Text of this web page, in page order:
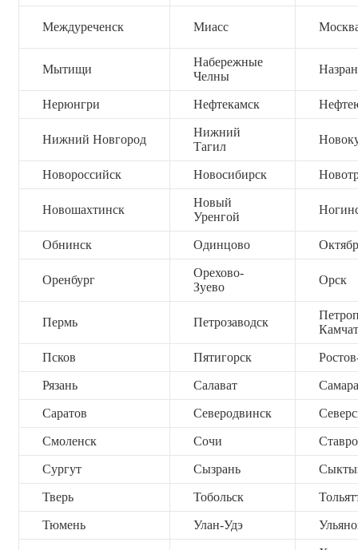
Междуреченск Миасс
Мытищи
Набережные
Челны
Нерюнгри Нефтекамск
Нижний Новгород
Нижний
Тагил
Новороссийск Новосибирск
Новошахтинск
Новый
Уренгой
Обнинск Одинцово
Оренбург
Орехово-
Зуево
Орск
Пермь Петрозаводск
Псков Пятигорск
Рязань Салават Самара
Саратов Северодвинск
Смоленск Сочи
Сургут Сызрань
Тверь Тобольск
Тюмень Улан-Удэ